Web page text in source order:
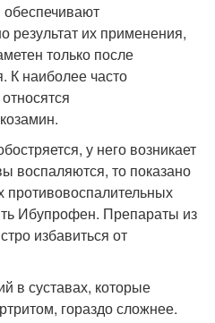
результат их применения,
только после
К наиболее часто
у него возникает
воспаляются, то показано
Ибупрофен. Препараты из
избавиться от
в суставах, которые
гораздо сложнее.